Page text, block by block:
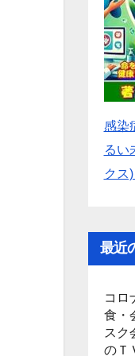
感染
るい
クス
最近
コロ
食・
スク
のＴ